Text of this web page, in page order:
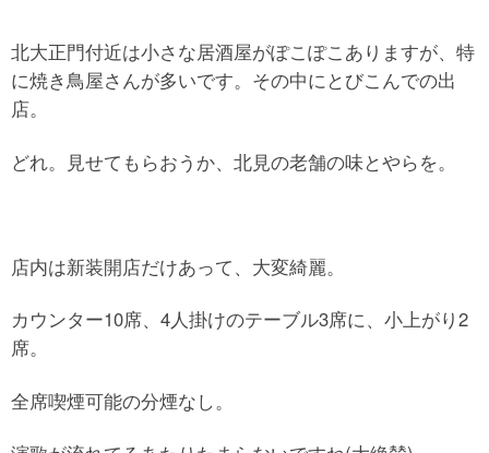
北大正門付近は小さな居酒屋がぽこぽこありますが、特
に焼き鳥屋さんが多いです。その中にとびこんでの出
店。
どれ。見せてもらおうか、北見の老舗の味とやらを。
店内は新装開店だけあって、大変綺麗。
カウンター10席、4人掛けのテーブル3席に、小上がり2
席。
全席喫煙可能の分煙なし。